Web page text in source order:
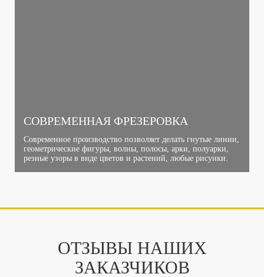
СОВРЕМЕННАЯ ФРЕЗЕРОВКА
Современное производство позволяет делать гнутые линии,
геометрические фигуры, волны, полосы, арки, полуарки,
резные узоры в виде цветов и растений, любые рисунки.
ОТЗЫВЫ НАШИХ
ЗАКАЗЧИКОВ